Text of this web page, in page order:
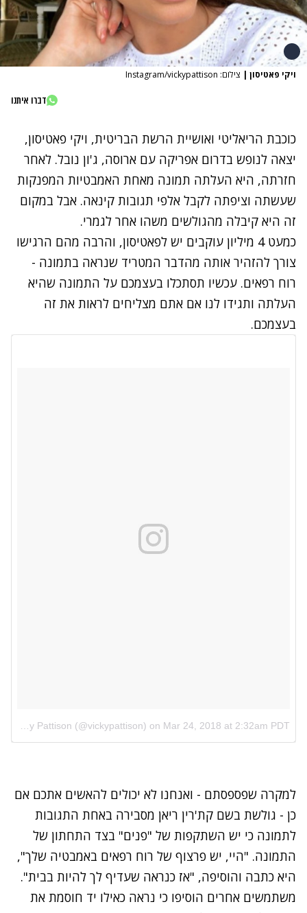
ויקי פאטיסון | צילום: Instagram/vickypattison
דברו איתנו
כוכבת הריאליטי ואושיית הרשת הבריטית, ויקי פאטיסון,
יצאה לנופש בדרום אפריקה עם ארוסה, ג'ון נובל. לאחר
חזרתה, היא העלתה תמונה מאחת האמבטיות המפנקות
שעשתה וציפתה לקבל אלפי תגובות קינאה. אבל במקום
זה היא קיבלה מהגולשים משהו אחר לגמרי.
כמעט 4 מיליון עוקבים יש לפאטיסון, והרבה מהם הרגישו
צורך להזהיר אותה מהדבר המטריד שנראה בתמונה -
רוח רפאים. עכשיו תסתכלו בעצמכם על התמונה שהיא
העלתה ותגידו לנו אם אתם מצליחים לראות את זה
בעצמכם.
A post shared by Vicky Pattison (@vickypattison) on Mar 24, 2018 at 2:32am PDT
למקרה שפספסתם - ואנחנו לא יכולים להאשים אתכם אם
כן - גולשת בשם קת'רין ריאן מסבירה באחת התגובות
לתמונה כי יש השתקפות של "פנים" בצד התחתון של
התמונה. "היי, יש פרצוף של רוח רפאים באמבטיה שלך",
היא כתבה והוסיפה, "אז כנראה שעדיף לך להיות בבית".
משתמשים אחרים הוסיפו כי נראה כאילו יד חוסמת את